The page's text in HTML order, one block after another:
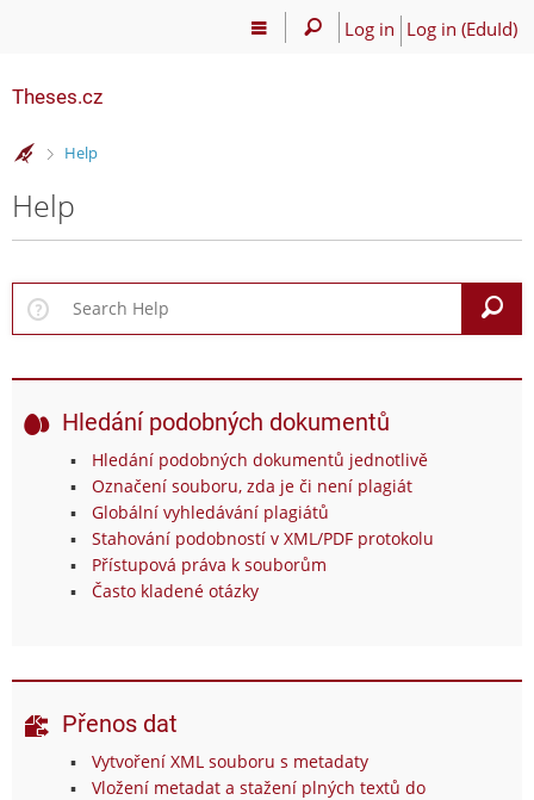
Log in Log in (EduId)
Theses.cz
>Help
Help
Hledání podobných dokumentů
Hledání podobných dokumentů jednotlivě
Označení souboru, zda je či není plagiát
Globální vyhledávání plagiátů
Stahování podobností v XML/PDF protokolu
Přístupová práva k souborům
Často kladené otázky
Přenos dat
Vytvoření XML souboru s metadaty
Vložení metadat a stažení plných textů do